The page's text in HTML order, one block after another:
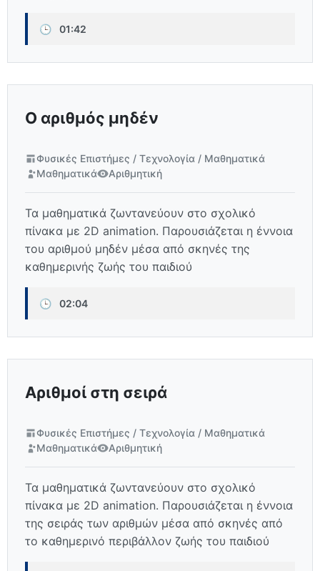
🕒 01:42
Ο αριθμός μηδέν
Φυσικές Επιστήμες / Τεχνολογία / Μαθηματικά
Μαθηματικά
Αριθμητική
Τα μαθηματικά ζωντανεύουν στο σχολικό
πίνακα με 2D animation. Παρουσιάζεται η έννοια
του αριθμού μηδέν μέσα από σκηνές της
καθημερινής ζωής του παιδιού
🕒 02:04
Αριθμοί στη σειρά
Φυσικές Επιστήμες / Τεχνολογία / Μαθηματικά
Μαθηματικά
Αριθμητική
Τα μαθηματικά ζωντανεύουν στο σχολικό
πίνακα με 2D animation. Παρουσιάζεται η έννοια
της σειράς των αριθμών μέσα από σκηνές από
το καθημερινό περιβάλλον ζωής του παιδιού